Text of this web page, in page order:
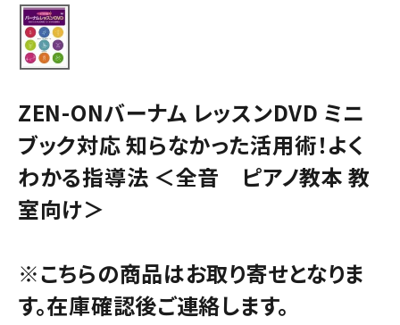
ZEN-ONバーナム レッスンDVD ミニ
ブック対応 知らなかった活用術！よく
わかる指導法 ＜全音 ピアノ教本 教
室向け＞
※こちらの商品はお取り寄せとなりま
す。在庫確認後ご連絡します。